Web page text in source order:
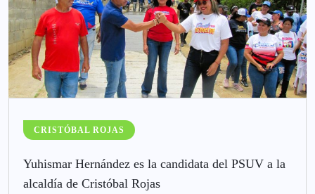
CRISTÓBAL ROJAS
Yuhismar Hernández es la candidata del PSUV a la
alcaldía de Cristóbal Rojas